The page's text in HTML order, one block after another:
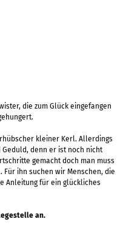
die zum Glück eingefangen
kleiner Kerl. Allerdings
denn er ist noch nicht
gemacht doch man muss
ihn suchen wir Menschen, die
Anleitung für ein glückliches
an.